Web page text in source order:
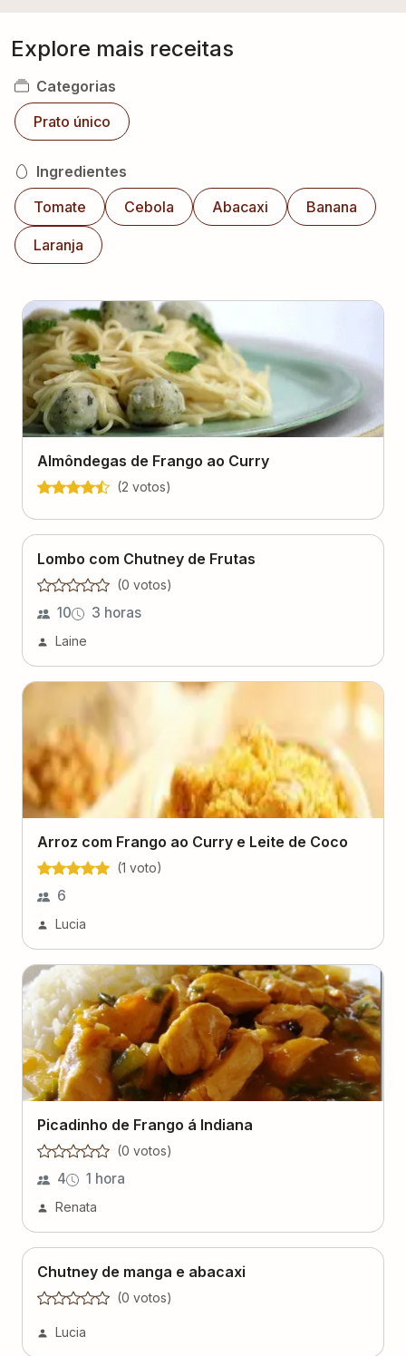
Explore mais receitas
Categorias
Prato único
Ingredientes
Tomate
Cebola Abacaxi Banana
Laranja
Almôndegas de Frango ao Curry
(2 votos)
Lombo com Chutney de Frutas
(0 votos)
10 3 horas
Laine
Arroz com Frango ao Curry e Leite de Coco
(1 voto)
6
Lucia
Picadinho de Frango á Indiana
(0 votos)
4 1 hora
Renata
Chutney de manga e abacaxi
(0 votos)
Lucia